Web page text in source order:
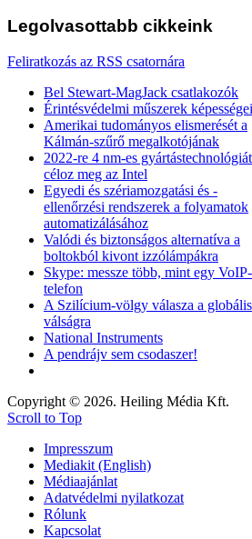
Legolvasottabb cikkeink
Feliratkozás az RSS csatornára
Bel Stewart-MagJack csatlakozók
Érintésvédelmi műszerek képességei
Amerikai tudományos elismerését a
Kálmán-szűrő megalkotójának
2022-re 4 nm-es gyártástechnológiát
céloz meg az Intel
Egyedi és szériamozgatási és -
ellenőrzési rendszerek a folyamatok
automatizálásához
Valódi és biztonságos alternatíva a
boltokból kivont izzólámpákra
Skype: messze több, mint egy VoIP-
telefon
A Szilícium-völgy válasza a globális
válságra
National Instruments
A pendrájv sem csodaszer!
Copyright © 2026. Heiling Média Kft.
Scroll to Top
Impresszum
Mediakit (English)
Médiaajánlat
Adatvédelmi nyilatkozat
Rólunk
Kapcsolat